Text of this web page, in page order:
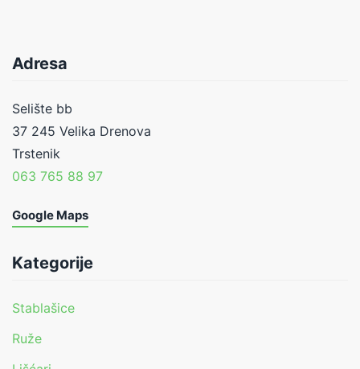
Adresa
Selište bb
37 245 Velika Drenova
Trstenik
063 765 88 97
Google Maps
Kategorije
Stablašice
Ruže